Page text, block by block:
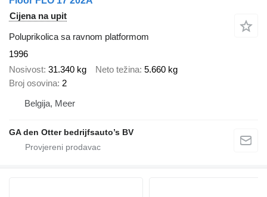
Cijena na upit
Poluprikolica sa ravnom platformom
1996
Nosivost 31.340 kg Neto težina 5.660 kg
Broj osovina 2
Belgija, Meer
GA den Otter bedrijfsauto’s BV